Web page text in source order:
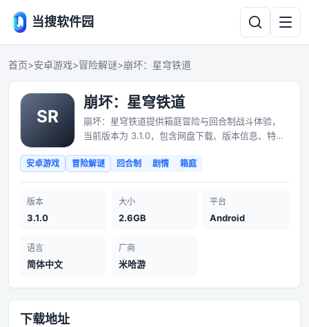
当搜软件园
首页>安卓游戏>冒险解谜>崩坏：星穹铁道
崩坏：星穹铁道
崩坏：星穹铁道提供箱庭冒险与回合制战斗体验，
当前版本为 3.1.0，包含网盘下载、版本信息、特色
安卓游戏 冒险解谜 回合制 剧情 箱庭
版本
3.1.0
大小
2.6GB
平台
Android
语言
简体中文
厂商
米哈游
下载地址